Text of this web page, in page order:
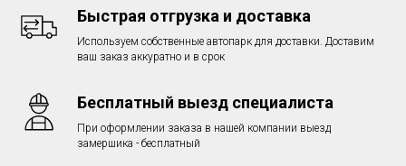
Быстрая отгрузка и доставка
Используем собственные автопарк для доставки. Доставим
ваш заказ аккуратно и в срок
Бесплатный выезд специалиста
При оформлении заказа в нашей компании выезд
замершика - бесплатный